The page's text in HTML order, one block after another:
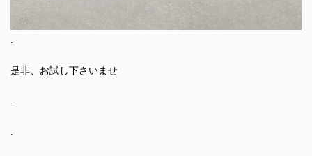
是非、お試し下さいませ